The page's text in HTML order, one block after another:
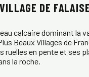
DE
calcaire dominant la
Beaux Villages de
ruelles en pente et ses
la roche.